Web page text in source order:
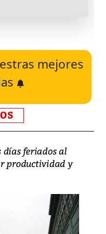
mejores
días feriados al
productividad y